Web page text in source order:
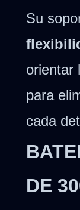
Su
orientar
para
cada
DE